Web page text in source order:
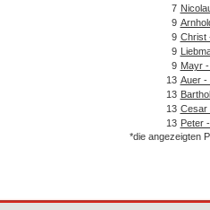
7
9
9 Christ
9
9 Mayr
13 Auer -
13
13 Cesar
13 Peter
*die angezeigten